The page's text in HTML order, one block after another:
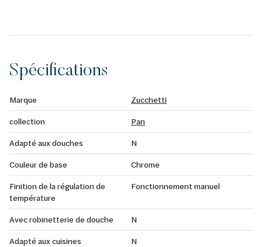
Spécifications
Marque
Zucchetti
collection
Pan
Adapté aux douches
N
Couleur de base
Chrome
Finition de la régulation de
température
Fonctionnement manuel
Avec robinetterie de douche
N
Adapté aux cuisines
N